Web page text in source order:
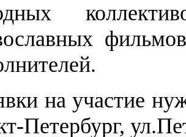
на участие
Петербург,